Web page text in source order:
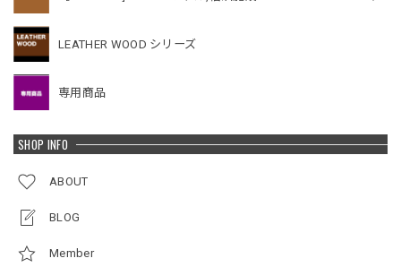
LEATHER WOOD シリーズ
専用商品
SHOP INFO
ABOUT
BLOG
Member